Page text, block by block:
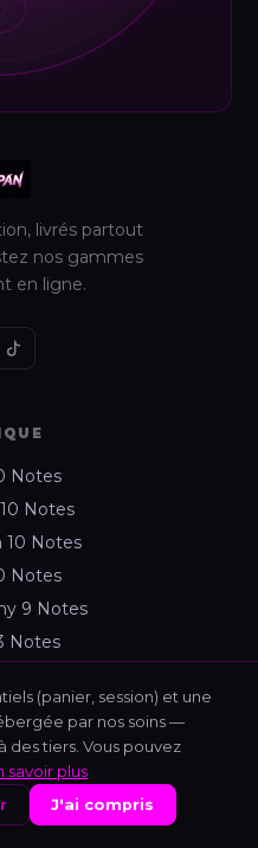
NIXIS PANIER
livrés partout
nos gammes
en ligne.
Notes
Notes
10 Notes
Notes
9 Notes
Notes
Interactif
(panier, session) et une
par nos soins —
des tiers. Vous pouvez
savoir plus
J'ai compris